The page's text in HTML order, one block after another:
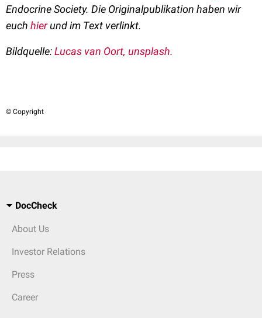
Endocrine Society. Die Originalpublikation haben wir
euch hierund im Text verlinkt.
Bildquelle:Lucas van Oort, unsplash.
© Copyright
DocCheck
About Us
Investor Relations
Press
Career